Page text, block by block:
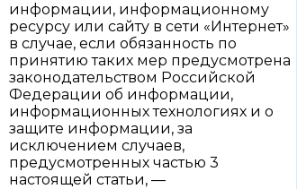
информации, информационному
ресурсу или сайту в сети «Интернет»
в случае, если обязанность по
принятию таких мер предусмотрена
законодательством Российской
Федерации об информации,
информационных технологиях и о
защите информации, за
исключением случаев,
предусмотренных частью 3
настоящей статьи, —